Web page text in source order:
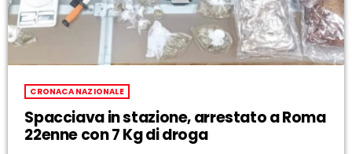
CRONACA NAZIONALE
Spacciava in stazione, arrestato a Roma
22enne con 7 Kg di droga